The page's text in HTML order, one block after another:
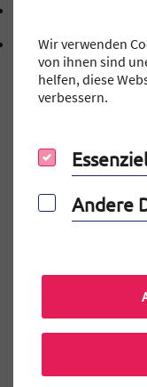
Adresse:
Schillerstraße 12
91054, 9 1 0 5 4
Erlangen
Auf einen Blick
MINT-EC-
Mensa Bestellung
Wir verwenden
von ihnen sind
helfen, diese
verbessern.
Essenzielle
Andere
Andere